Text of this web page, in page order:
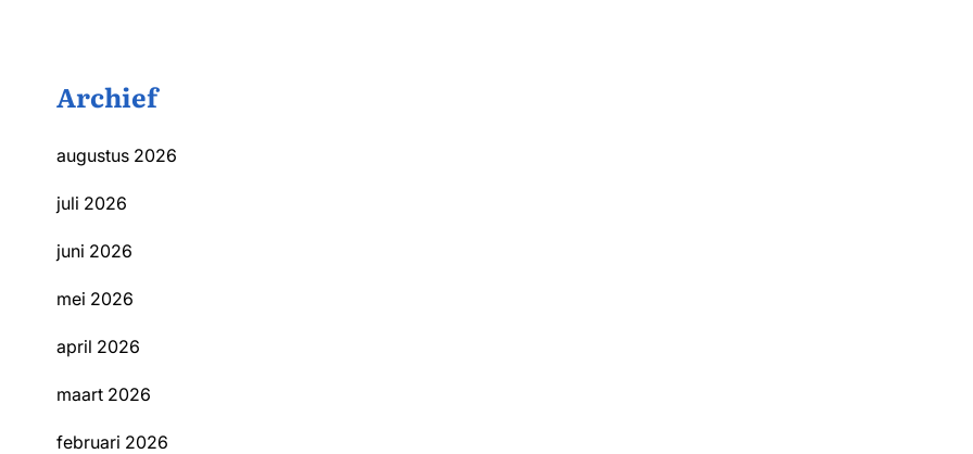
Archief
augustus 2026
juli 2026
juni 2026
mei 2026
april 2026
maart 2026
februari 2026